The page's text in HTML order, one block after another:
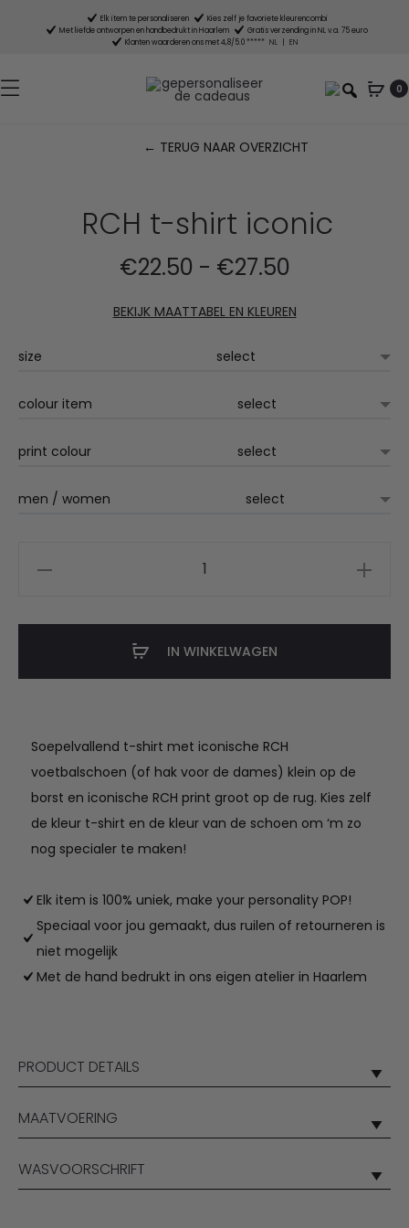
Elk item te personaliseren
Kies zelf je favoriete kleurencombi
Met liefde ontworpen en handbedrukt in Haarlem
Gratis verzending in NL v.a. 75 euro
Klanten waarderen ons met 4,8/5.0 ***** NL EN
0
← TERUG NAAR OVERZICHT
RCH t-shirt iconic
Soepelvallend t-shirt met iconische RCH
voetbalschoen (of hak voor de dames) klein op de
borst en iconische RCH print groot op de rug. Kies zelf
de kleur t-shirt en de kleur van de schoen om ‘m zo
nog specialer te maken!
€22.50 - €27.50
€22.50
Elk item is 100% uniek, make your personality POP!
Speciaal voor jou gemaakt, dus ruilen of retourneren is
niet mogelijk
Met de hand bedrukt in ons eigen atelier in Haarlem
BEKIJK MAATTABEL EN KLEUREN
size
colour item
print colour
men / women
IN WINKELWAGEN
PRODUCT DETAILS
MAATVOERING
WASVOORSCHRIFT